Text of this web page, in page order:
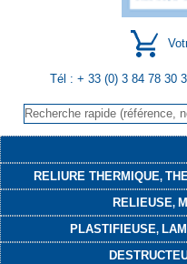
Tél : + 33 (0) 3 84 78 30
RELIURE THERMIQUE,
RELIEUSE,
PLASTIFIEUSE,